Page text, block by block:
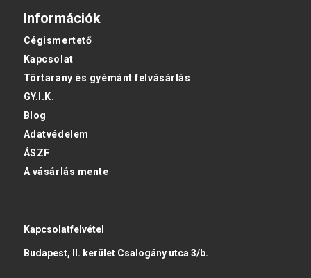
Információk
Cégismertető
Kapcsolat
Törtarany és gyémánt felvásárlás
GY.I.K.
Blog
Adatvédelem
ÁSZF
A vásárlás mente
Kapcsolatfelvétel
Budapest, II. kerület Csalogány utca 3/b.